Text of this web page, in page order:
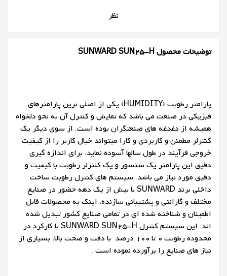
نظر
توضیحات محصول SUNWARD SUN25-H
پارامتر رطوبت (HUMIDITY) یکی از اصلی ترین پارامترهای
فیزیکی در صنعت می باشد که نمایش و کنترل آن به نحو دلخواه
همیشه از دغدغه های صنعتگران بوده است. از سوي ديگر يک
کنترلر مطمئن و کاربردي و کارا ميتواند خيال کاربر را از کيفيت
خروجي فرآيند در طول سالها آسوده نمايد. برای اندازه گیری
دقیق این پارامتر یک سنسور و یک کنترلر رطوبت با کیفیت و
دقیق مورد نیاز می باشد. سیستم های کنترل رطوبت ساخت
داخلی برند SUNWARD با بیش از یک دهه حضور در صنایع
مختلف و گارانتی و پشتیبانی سازنده، اینک به محصولات قابل
اطمینان و شناخته شده ای در تمامی صنایع کشور تبدیل شده
اند. اين سيستم کنترل SUNWARD SUN25-H با کارکرد در
محدوده رطوبت 0 تا 100 درصد با دقت و صحت بالا، بسياري از
نياز هاي صنايع را برآورده نموده است .